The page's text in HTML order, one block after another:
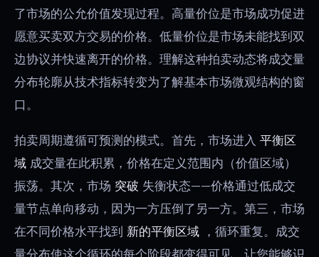
了市场的公允价值发现过程。高量价位是市场成功促进
愿意买卖双方交易的价格。低量价位是市场未能找到双
边协议并快速离开的价格。理解这种拍卖动态将成交量
分布轮廓从技术指标转变为了解基本市场微观结构的窗
口。
拍卖周期遵循可预测的模式。首先，市场进入 平衡区
域 成交量在此积累，价格在定义范围内（价值区域）
振荡。其次，市场 突破 失衡状态——价格通过低成交
量节点单向移动，因为一方压倒了另一方。第三，市场
在不同价格水平找到 新的平衡区域 ，循环重复。成交